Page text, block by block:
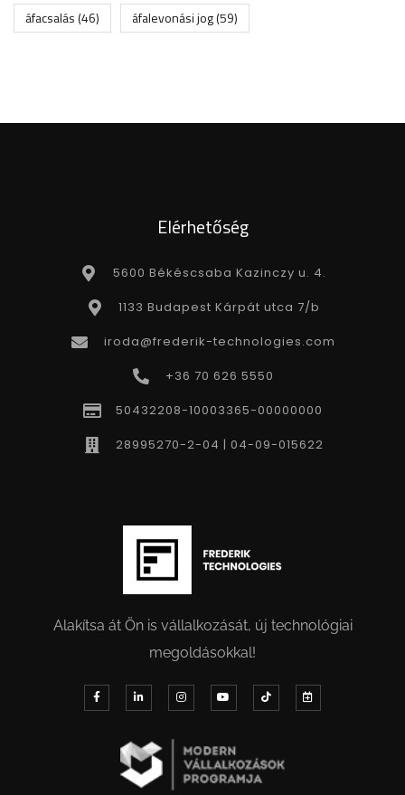
áfacsalás(46) áfalevonási jog(59)
Elérhetőség
5600 Békéscsaba Kazinczy u. 4.
1133 Budapest Kárpát utca 7/b
iroda@frederik-technologies.com
+36 70 626 5550
50432208-10003365-00000000
28995270-2-04 | 04-09-015622
Alakítsa át Ön is vállalkozását, új technológiai
megoldásokkal!